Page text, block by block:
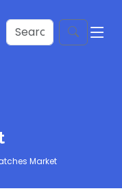
Market